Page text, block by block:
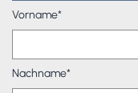
Vorname*
Nachname*